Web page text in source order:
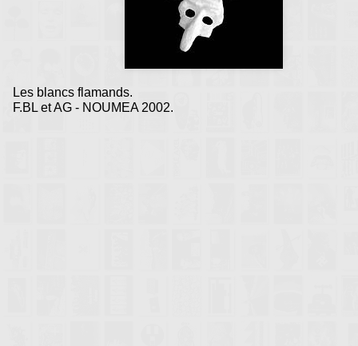
Les blancs flamands.
F.BL et AG - NOUMEA 2002.